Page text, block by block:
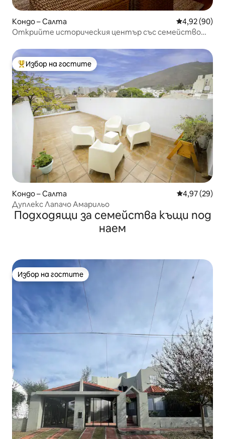
Кондо – Салта Средна
4,92 (90)
Открийте историческия център със семейството
Най-популярен избор на гостите
Избор на гостите
Кондо – Салта Средна
4,97 (29)
Дуплекс Лапачо Амарильо
Подходящи за семейства къщи под
наем
Избор на гостите
Избор на гостите